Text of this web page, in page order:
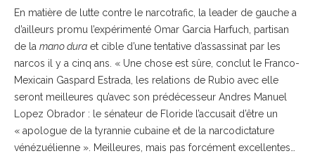
En matière de lutte contre le narcotrafic, la leader de gauche a
d’ailleurs promu l’expérimenté Omar Garcia Harfuch, partisan
de la mano dura et cible d’une tentative d’assassinat par les
narcos il y a cinq ans. « Une chose est sûre, conclut le Franco-
Mexicain Gaspard Estrada, les relations de Rubio avec elle
seront meilleures qu’avec son prédécesseur Andres Manuel
Lopez Obrador : le sénateur de Floride l’accusait d’être un
« apologue de la tyrannie cubaine et de la narcodictature
vénézuélienne ». Meilleures, mais pas forcément excellentes…